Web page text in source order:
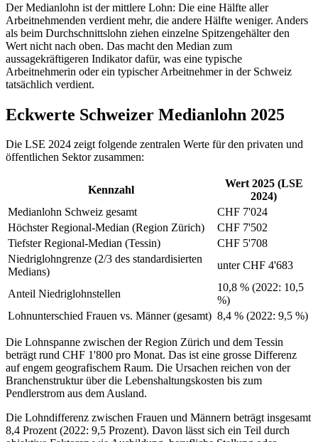
Der Medianlohn ist der mittlere Lohn: Die eine Hälfte aller
Arbeitnehmenden verdient mehr, die andere Hälfte weniger. Anders
als beim Durchschnittslohn ziehen einzelne Spitzengehälter den
Wert nicht nach oben. Das macht den Median zum
aussagekräftigeren Indikator dafür, was eine typische
Arbeitnehmerin oder ein typischer Arbeitnehmer in der Schweiz
tatsächlich verdient.
Eckwerte Schweizer Medianlohn 2025
Die LSE 2024 zeigt folgende zentralen Werte für den privaten und
öffentlichen Sektor zusammen:
Kennzahl
Wert 2025 (LSE
2024)
Medianlohn Schweiz gesamt
CHF 7'024
Höchster Regional-Median (Region Zürich)
CHF 7'502
Tiefster Regional-Median (Tessin)
CHF 5'708
Niedriglohngrenze (2/3 des standardisierten
Medians)
unter CHF 4'683
Anteil Niedriglohnstellen
10,8 % (2022: 10,5
%)
Lohnunterschied Frauen vs. Männer (gesamt) 8,4 % (2022: 9,5 %)
Die Lohnspanne zwischen der Region Zürich und dem Tessin
beträgt rund CHF 1'800 pro Monat. Das ist eine grosse Differenz
auf engem geografischem Raum. Die Ursachen reichen von der
Branchenstruktur über die Lebenshaltungskosten bis zum
Pendlerstrom aus dem Ausland.
Die Lohndifferenz zwischen Frauen und Männern beträgt insgesamt
8,4 Prozent (2022: 9,5 Prozent). Davon lässt sich ein Teil durch